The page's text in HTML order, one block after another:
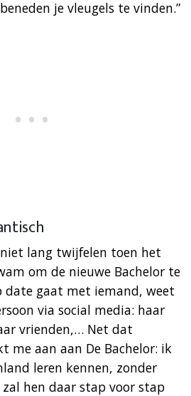
je vleugels te vinden.”
lang twijfelen toen het
om de nieuwe Bachelor te
date gaat met iemand, weet
via social media: haar
vrienden,… Net dat
me aan aan De Bachelor: ik
leren kennen, zonder
hen daar stap voor stap